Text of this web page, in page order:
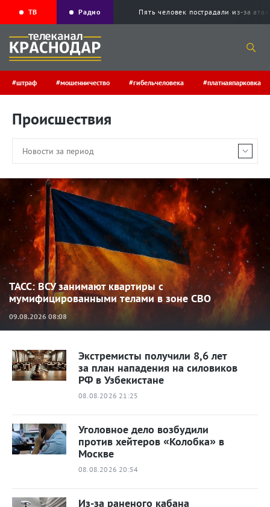
ТВ Радио Пять человек пострадали из-за
#штраф #мошенничество #гибельчеловека #платнаяпарковка
Происшествия
ТАСС: ВСУ занимают квартиры с
мумифицированными телами в зоне СВО
09.08.2026 08:08
Экстремисты получили 8,6 лет
за план нападения на силовиков
РФ в Узбекистане
08.08.2026 21:25
Уголовное дело возбудили
против хейтеров «Колобка» в
Москве
08.08.2026 20:54
Из-за раненого кабана